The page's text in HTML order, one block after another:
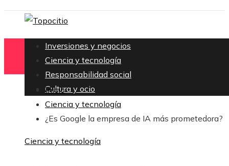
Inversiones y negocios
Ciencia y tecnología
Responsabilidad social
Cultura y ocio
Inicio
Ciencia y tecnología
¿Es Google la empresa de IA más prometedora?
Ciencia y tecnología